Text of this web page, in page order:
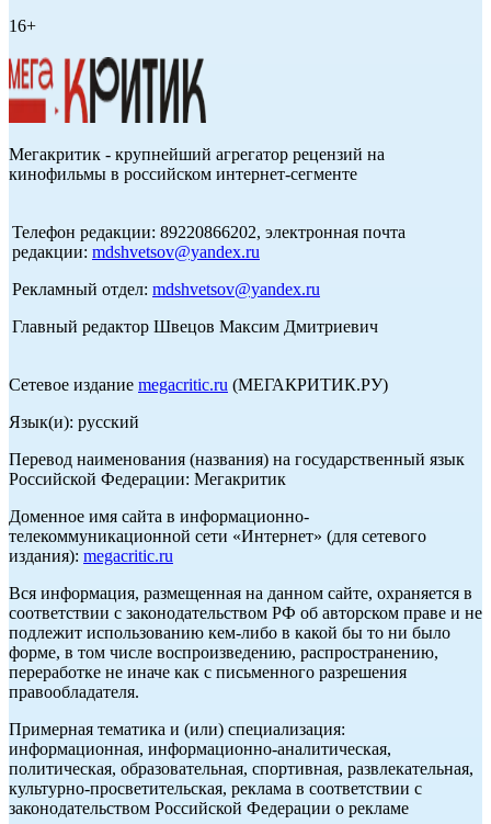
16+
Мегакритик - крупнейший агрегатор рецензий на
кинофильмы в российском интернет-сегменте
Телефон редакции: 89220866202, электронная почта
редакции: mdshvetsov@yandex.ru
Рекламный отдел: mdshvetsov@yandex.ru
Главный редактор Швецов Максим Дмитриевич
Сетевое издание megacritic.ru (МЕГАКРИТИК.РУ)
Язык(и): русский
Перевод наименования (названия) на государственный язык
Российской Федерации: Мегакритик
Доменное имя сайта в информационно-
телекоммуникационной сети «Интернет» (для сетевого
издания): megacritic.ru
Вся информация, размещенная на данном сайте, охраняется в
соответствии с законодательством РФ об авторском праве и не
подлежит использованию кем-либо в какой бы то ни было
форме, в том числе воспроизведению, распространению,
переработке не иначе как с письменного разрешения
правообладателя.
Примерная тематика и (или) специализация:
информационная, информационно-аналитическая,
политическая, образовательная, спортивная, развлекательная,
культурно-просветительская, реклама в соответствии с
законодательством Российской Федерации о рекламе